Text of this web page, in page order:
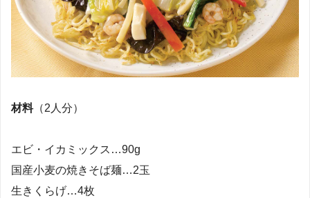
材料（2人分）
エビ・イカミックス…90g
国産小麦の焼きそば麺…2玉
生きくらげ…4枚